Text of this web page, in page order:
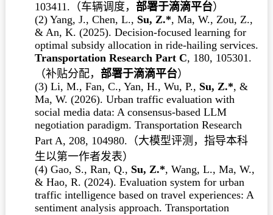
103411. （车辆调度， 部署于滴滴平台）
(2) Yang, J., Chen, L., Su, Z.*, Ma, W., Zou, Z.,
& An, K. (2025). Decision-focused learning for
optimal subsidy allocation in ride-hailing services.
Transportation Research Part C, 180, 105301.
（补贴分配， 部署于滴滴平台）
(3) Li, M., Fan, C., Yan, H., Wu, P., Su, Z.*, &
Ma, W. (2026). Urban traffic evaluation with
social media data: A consensus-based LLM
negotiation paradigm. Transportation Research
Part A, 208, 104980. （大模型评测，指导本科
生以第一作者发表）
(4) Gao, S., Ran, Q., Su, Z.*, Wang, L., Ma, W.,
& Hao, R. (2024). Evaluation system for urban
traffic intelligence based on travel experiences: A
sentiment analysis approach. Transportation